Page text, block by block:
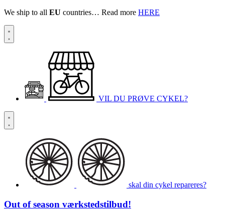
We ship to all EU countries… Read more HERE
VIL DU PRØVE CYKEL?
skal din cykel repareres?
Out of season værkstedstilbud!